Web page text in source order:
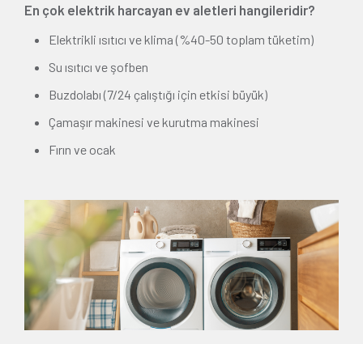
En çok elektrik harcayan ev aletleri hangileridir?
Elektrikli ısıtıcı ve klima (%40-50 toplam tüketim)
Su ısıtıcı ve şofben
Buzdolabı (7/24 çalıştığı için etkisi büyük)
Çamaşır makinesi ve kurutma makinesi
Fırın ve ocak